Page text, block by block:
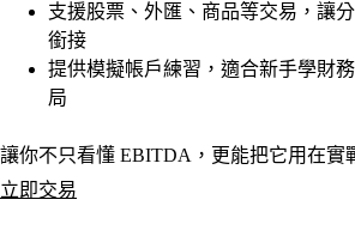
支援股票、外匯、商品等交易，讓
銜接
提供模擬帳戶練習，適合新手學財
局
讓你不只看懂 EBITDA，更能把它用在實
立即交易